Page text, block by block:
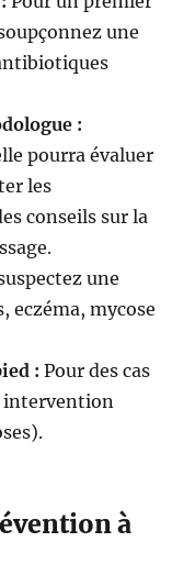
une
:
pourra évaluer
les
conseils sur la
une
eczéma, mycose
: Pour des cas
intervention
à